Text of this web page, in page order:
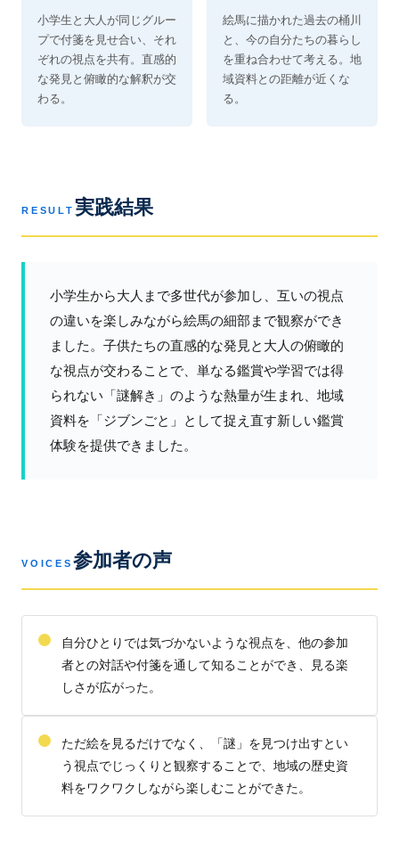
小学生と大人が同じグルー
プで付箋を見せ合い、それ
ぞれの視点を共有。直感的
な発見と俯瞰的な解釈が交
わる。
絵馬に描かれた過去の桶川
と、今の自分たちの暮らし
を重ね合わせて考える。地
域資料との距離が近くな
る。
RESULT 実践結果
小学生から大人まで多世代が参加し、互いの視点
の違いを楽しみながら絵馬の細部まで観察ができ
ました。子供たちの直感的な発見と大人の俯瞰的
な視点が交わることで、単なる鑑賞や学習では得
られない「謎解き」のような熱量が生まれ、地域
資料を「ジブンごと」として捉え直す新しい鑑賞
体験を提供できました。
VOICES 参加者の声
自分ひとりでは気づかないような視点を、他の参加
者との対話や付箋を通して知ることができ、見る楽
しさが広がった。
ただ絵を見るだけでなく、「謎」を見つけ出すとい
う視点でじっくりと観察することで、地域の歴史資
料をワクワクしながら楽しむことができた。